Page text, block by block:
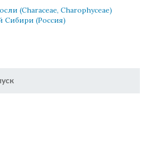
(Characeae, Charophyceae)
Сибири (Россия)